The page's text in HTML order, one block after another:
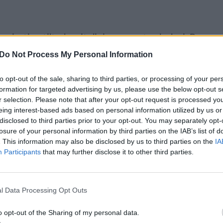
Do Not Process My Personal Information
opt-out of the sale, sharing to third parties, or processing of your
for targeted advertising by us, please use the below opt-out
selection. Please note that after your opt-out request is processed
interest-based ads based on personal information utilized by us
to third parties prior to your opt-out. You may separately
of your personal information by third parties on the IAB’s list of
This information may also be disclosed by us to third parties on the
Participants that may further disclose it to other third parties.
Data Processing Opt Outs
opt-out of the Sharing of my personal data.
tilto kapitalinio remonto darbai. Po
parengti naują projekto laidą,
kapitalinio remonto projektą. Atnaujinus
paieškos remonto darbams atlikti. Ateityje,
dangas, sutvarkyti prietilčius ir lietaus
dekoratyvines atramas, taip pat įdiegti naują